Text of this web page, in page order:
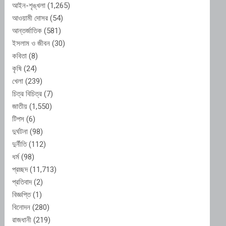
আইন-শৃঙ্খলা (1,265)
আওয়ামী দোসর (54)
আন্তর্জাতিক (581)
ইসলাম ও জীবন (30)
কবিতা (8)
কৃষি (24)
খেলা (239)
চিত্র বিচিত্র (7)
জাতীয় (1,550)
টিপস (6)
দুর্ঘটনা (98)
দুর্নীতি(112)
ধর্ম(98)
প্রচ্ছদ(11,713)
প্রতিবাদ(2)
বিজ্ঞপ্তি(1)
বিনোদন (280)
রাজধানী (219)